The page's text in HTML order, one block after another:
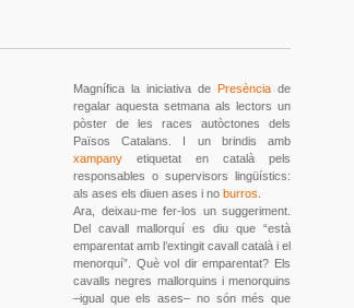
Magnífica la iniciativa de Presència de
regalar aquesta setmana als lectors un
pòster de les races autòctones dels
Països Catalans. I un brindis amb
xampany etiquetat en català pels
responsables o supervisors lingüístics:
als ases els diuen ases i no burros
Ara, deixau-me fer-los un suggeriment.
Del cavall mallorquí es diu que “està
emparentat amb l’extingit cavall català i el
menorquí”. Què vol dir emparentat? Els
cavalls negres mallorquins i menorquins
–igual que els ases– no són més que